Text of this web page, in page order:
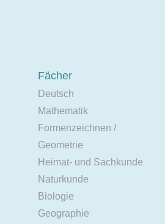
Fächer
Deutsch
Mathematik
Formenzeichnen /
Geometrie
Heimat- und Sachkunde
Naturkunde
Biologie
Geographie